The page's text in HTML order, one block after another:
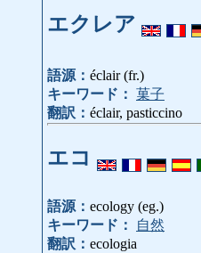
エクレア
語源： éclair (fr.)
キーワード： 菓子
翻訳： éclair, pasticcino
エコ
語源： ecology (eg.)
キーワード：
自然
翻訳： ecologia